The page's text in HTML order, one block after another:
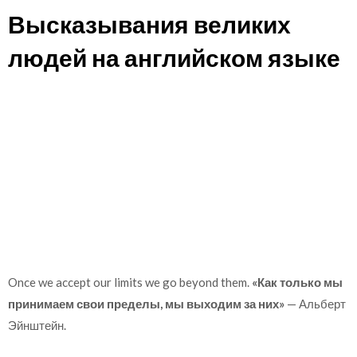
Высказывания великих
людей на английском языке
Once we accept our limits we go beyond them. «Как только мы
принимаем свои пределы, мы выходим за них» — Альберт
Эйнштейн.